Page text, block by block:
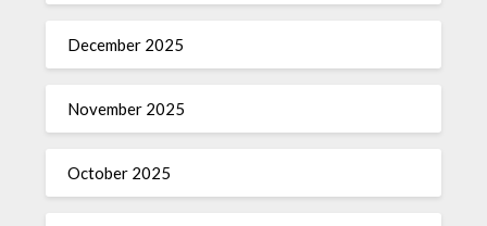
December 2025
November 2025
October 2025